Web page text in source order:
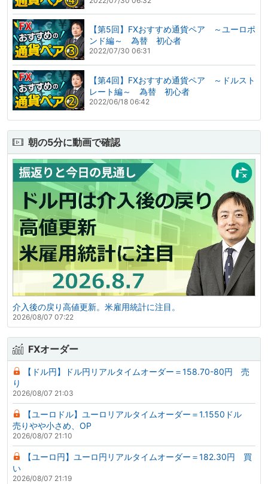
【第5回】FXおすすめ通貨ペア ～ユーロポ
ンド編～ 為替 初心者
2022/07/30 06:31
【第4回】FXおすすめ通貨ペア ～ドルスト
レート編～ 為替 初心者
2022/06/18 06:42
朝の5分に動画で確認
介入後の戻り高値更新。米雇用統計に注目。
2026/08/07 07:22
FXオーダー
【ドル円】ドル円リアルタイムオーダー＝158.70-80円 売
り
2026/08/07 21:03
【ユーロドル】ユーロリアルタイムオーダー＝1.1550ドル
売りやや小さめ、OP
2026/08/07 21:10
【ユーロ円】ユーロ円リアルタイムオーダー＝182.30円 買
い
2026/08/07 21:19